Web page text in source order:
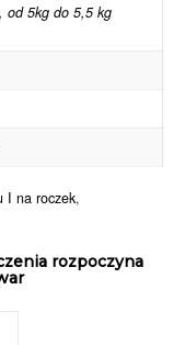
rozpoczyna
, od 5kg do 5,5 kg
I na roczek,